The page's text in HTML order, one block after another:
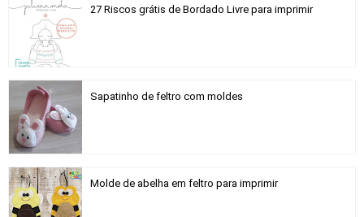
27 Riscos grátis de Bordado Livre para imprimir
Sapatinho de feltro com moldes
Molde de abelha em feltro para imprimir